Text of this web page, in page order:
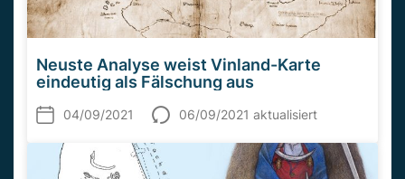
Neuste Analyse weist Vinland-Karte
eindeutig als Fälschung aus
04/09/2021 06/09/2021 aktualisiert